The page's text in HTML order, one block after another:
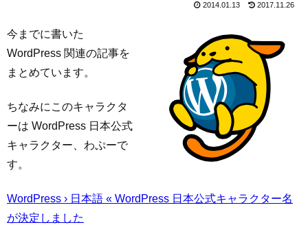
2014.01.13 2017.11.26
今までに書いた
WordPress 関連の記事を
まとめています。
ちなみにこのキャラクタ
ーは WordPress 日本公式
キャラクター、わぷーで
す。
WordPress › 日本語 « WordPress 日本公式キャラクター名
が決定しました